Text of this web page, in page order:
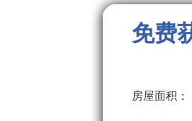
免费
房屋面积：